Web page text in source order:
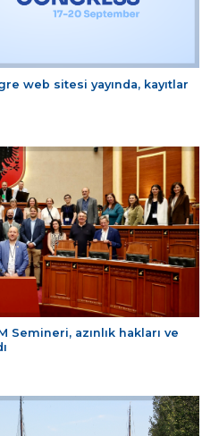
web sitesi yayında, kayıtlar
Semineri, azınlık hakları ve